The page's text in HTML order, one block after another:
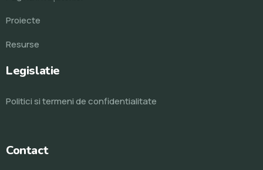
Proiecte
Resurse
Legislatie
Politici si termeni de confidentialitate
Contact